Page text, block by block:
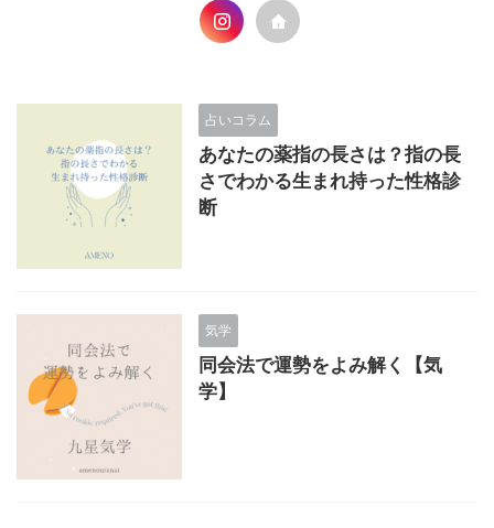
占いコラム
あなたの薬指の長さは？指の長
さでわかる生まれ持った性格診
断
気学
同会法で運勢をよみ解く【気
学】